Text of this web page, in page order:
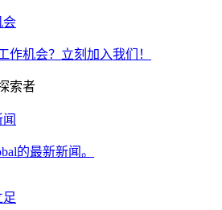
会
作机会？立刻加入我们！
索者
的最新新闻。
足